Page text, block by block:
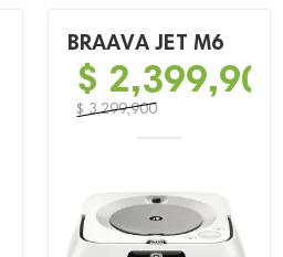
BRAAVA JET M6
$ 3,299,900
era:
$ 3,299,900.
$
$ 2,399,900.